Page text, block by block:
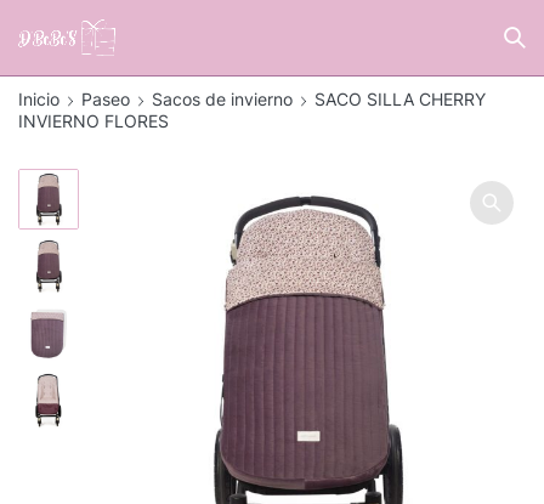
Inicio Paseo Sacos de invierno
SACO SILLA CHERRY
INVIERNO FLORES